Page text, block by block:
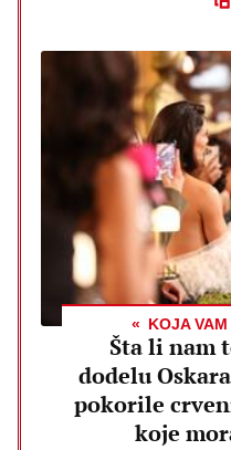
KOJA
Šta li nam
dodelu
pokorile
koje